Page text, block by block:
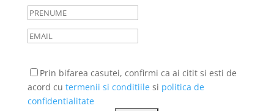
Prin bifarea casutei, confirmi ca ai citit si esti de
acord cu termenii si conditiilesi politica de
confidentialitate